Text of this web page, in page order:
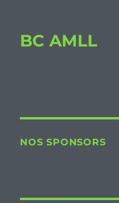
BC AMLL
NOS SPONSORS